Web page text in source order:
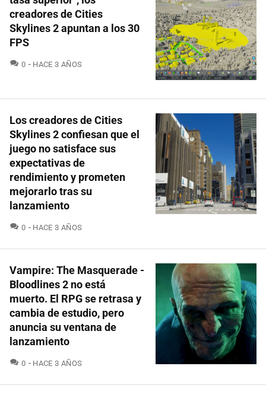
creadores de Cities
Skylines 2 apuntan a los 30
FPS
0 COMENTARIOS
HACE 3 AÑOS
Los creadores de Cities
Skylines 2 confiesan que el
juego no satisface sus
expectativas de
rendimiento y prometen
mejorarlo tras su
lanzamiento
0 COMENTARIOS
HACE 3 AÑOS
Vampire: The Masquerade -
Bloodlines 2 no está
muerto. El RPG se retrasa y
cambia de estudio, pero
anuncia su ventana de
lanzamiento
0 COMENTARIOS
HACE 3 AÑOS